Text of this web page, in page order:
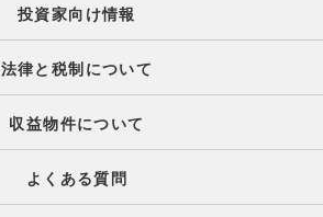
投資家向け情報
法律と税制について
収益物件について
よくある質問